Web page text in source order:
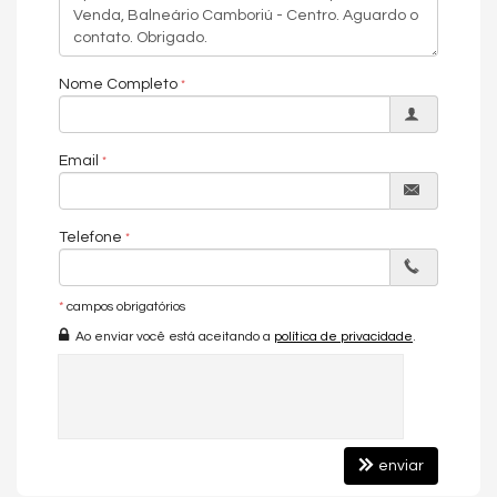
Infra para Ar Split
Decorado
Móveis Planejados
Vista Panorâmica
Living
Sala de Estar
Cozinha
Closet
Lavabo
Banheiro de Serviço
Sala de TV
Nome Completo
Email
Telefone
* campos obrigatórios
Ao enviar você está aceitando a política de privacidade
enviar